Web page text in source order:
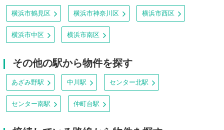
横浜市鶴見区 横浜市神奈川区 横浜市西区
横浜市中区 横浜市南区
その他の駅から物件を探す
あざみ野駅 中川駅 センター北駅
センター南駅 仲町台駅